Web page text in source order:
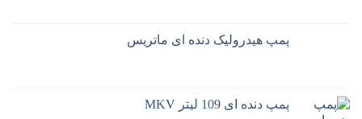
پمپ هیدرولیک دنده ای ماتریس
پمپ دنده ای 109 لیتر MKV